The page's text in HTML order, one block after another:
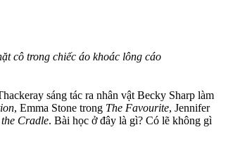
cô trong chiếc áo khoác lông cáo
sáng tác ra nhân vật Becky Sharp làm
, Emma Stone trong The Favourite, Jennifer
Cradle. Bài học ở đây là gì? Có lẽ không gì